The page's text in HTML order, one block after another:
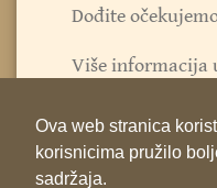
Ova web stranica
korisnicima pružilo
sadržaja.
Dođite
Više informacija